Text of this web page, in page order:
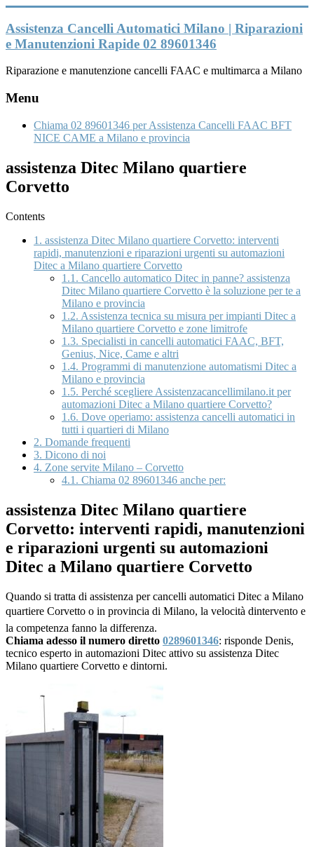
al
contenuto
Assistenza Cancelli Automatici Milano | Riparazioni
e Manutenzioni Rapide 02 89601346
Riparazione e manutenzione cancelli FAAC e multimarca a Milano
Menu
Chiama 02 89601346 per Assistenza Cancelli FAAC BFT
NICE CAME a Milano e provincia
assistenza Ditec Milano quartiere
Corvetto
Contents
1. assistenza Ditec Milano quartiere Corvetto: interventi
rapidi, manutenzioni e riparazioni urgenti su automazioni
Ditec a Milano quartiere Corvetto
1.1. Cancello automatico Ditec in panne? assistenza
Ditec Milano quartiere Corvetto è la soluzione per te a
Milano e provincia
1.2. Assistenza tecnica su misura per impianti Ditec a
Milano quartiere Corvetto e zone limitrofe
1.3. Specialisti in cancelli automatici FAAC, BFT,
Genius, Nice, Came e altri
1.4. Programmi di manutenzione automatismi Ditec a
Milano e provincia
1.5. Perché scegliere Assistenzacancellimilano.it per
automazioni Ditec a Milano quartiere Corvetto?
1.6. Dove operiamo: assistenza cancelli automatici in
tutti i quartieri di Milano
2. Domande frequenti
3. Dicono di noi
4. Zone servite Milano – Corvetto
4.1. Chiama 02 89601346 anche per:
assistenza Ditec Milano quartiere
Corvetto: interventi rapidi, manutenzioni
e riparazioni urgenti su automazioni
Ditec a Milano quartiere Corvetto
Quando si tratta di assistenza per cancelli automatici Ditec a Milano
quartiere Corvetto o in provincia di Milano, la velocità dintervento e
la competenza fanno la differenza.
Chiama adesso il numero diretto 0289601346: risponde Denis,
tecnico esperto in automazioni Ditec attivo su assistenza Ditec
Milano quartiere Corvetto e dintorni.